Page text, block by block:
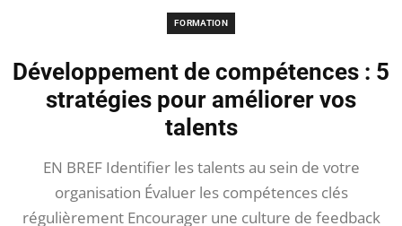
FORMATION
Développement de compétences : 5
stratégies pour améliorer vos
talents
EN BREF Identifier les talents au sein de votre
organisation Évaluer les compétences clés
régulièrement Encourager une culture de feedback